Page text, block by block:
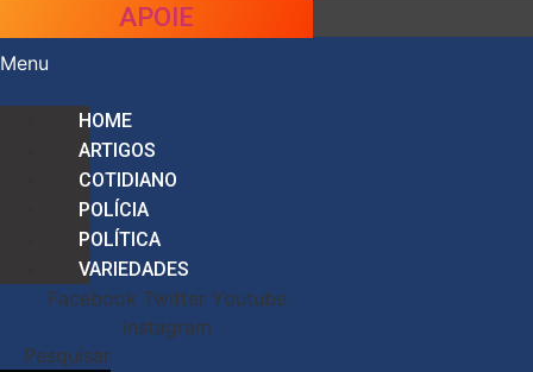
APOIE
Menu
HOME
ARTIGOS
COTIDIANO
POLÍCIA
POLÍTICA
VARIEDADES
Facebook Twitter Youtube
Instagram
Pesquisar